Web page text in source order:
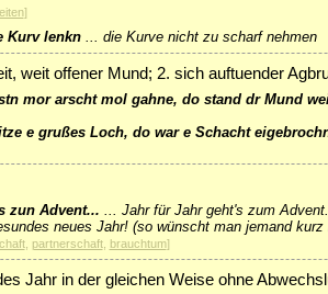
]
Kurv lenkn... die Kurve nicht zu scharf nehmen
weit offener Mund; 2. sich auftuender
mor arscht mol gahne, do stand dr Mund
e grußes Loch, do war e Schacht
zun Advent... ... Jahr für Jahr geht's zum
neues Jahr! (so wünscht man jemand
, partnerschaft, brauchtum]
Jahr in der gleichen Weise ohne